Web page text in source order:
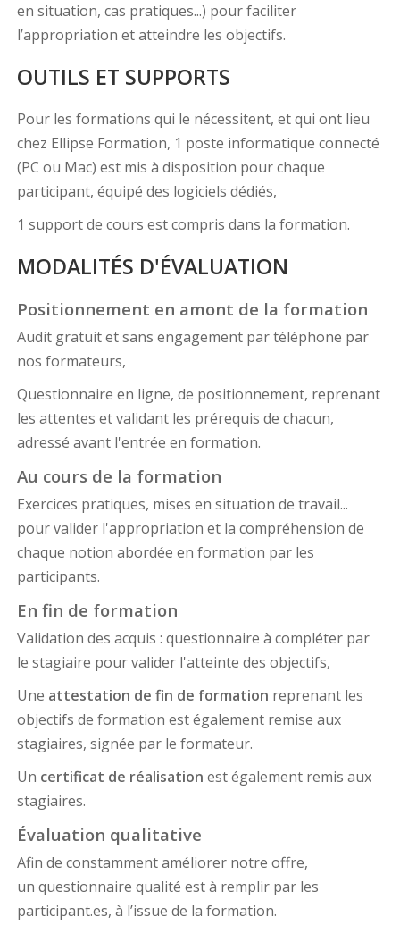
en situation, cas pratiques...) pour faciliter
l’appropriation et atteindre les objectifs.
OUTILS ET SUPPORTS
Pour les formations qui le nécessitent, et qui ont lieu
chez Ellipse Formation, 1 poste informatique connecté
(PC ou Mac) est mis à disposition pour chaque
participant, équipé des logiciels dédiés,
1 support de cours est compris dans la formation.
MODALITÉS D'ÉVALUATION
Positionnement en amont de la formation
Audit gratuit et sans engagement par téléphone par
nos formateurs,
Questionnaire en ligne, de positionnement, reprenant
les attentes et validant les prérequis de chacun,
adressé avant l'entrée en formation.
Au cours de la formation
Exercices pratiques, mises en situation de travail...
pour valider l'appropriation et la compréhension de
chaque notion abordée en formation par les
participants.
En fin de formation
Validation des acquis : questionnaire à compléter par
le stagiaire pour valider l'atteinte des objectifs,
Une attestation de fin de formation reprenant les
objectifs de formation est également remise aux
stagiaires, signée par le formateur.
Un certificat de réalisation est également remis aux
stagiaires.
Évaluation qualitative
Afin de constamment améliorer notre offre,
un questionnaire qualité est à remplir par les
participant.es, à l’issue de la formation.